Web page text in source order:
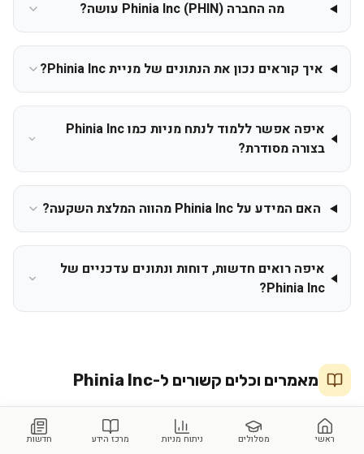
מה החברה Phinia Inc (PHIN) עושה?
איך קוראים נכון את הנתונים של מניית Phinia Inc?
איפה אפשר ללמוד לנתח מניות כמו Phinia Inc
בצורה מסודרת?
האם המידע על Phinia Inc מהווה המלצת השקעה?
איפה רואים חדשות, דוחות ונתונים עדכניים של
Phinia Inc?
מאמרים וכלים קשורים ל-Phinia Inc
מאמר
ראשי מסלולים ניתוח מניות מרכז הידע חדשות